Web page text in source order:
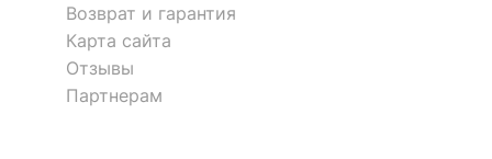
Возврат и гарантия
Карта сайта
Отзывы
Партнерам